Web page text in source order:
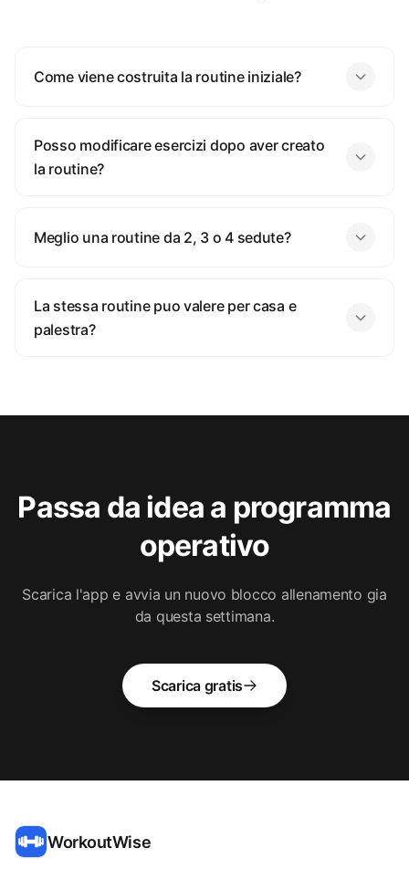
Come viene costruita la routine iniziale?
Posso modificare esercizi dopo aver creato
la routine?
Meglio una routine da 2, 3 o 4 sedute?
La stessa routine puo valere per casa e
palestra?
Passa da idea a programma
operativo
Scarica l'app e avvia un nuovo blocco allenamento gia
da questa settimana.
Scarica gratis
WorkoutWise